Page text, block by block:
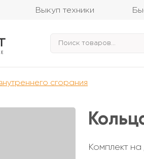
Выкуп техники
сгорания
Комплект на